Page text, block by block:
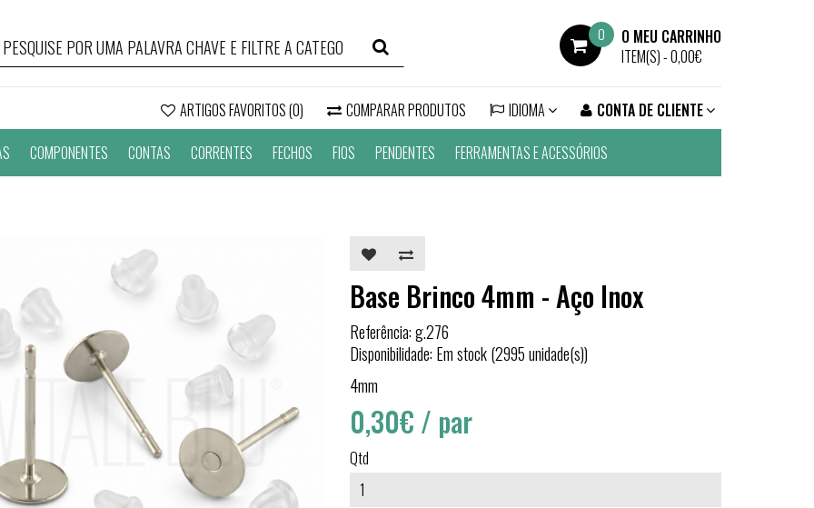
0
O MEU CARRINHO
ITEM(S) -0,00€
ARTIGOS FAVORITOS (0) COMPARAR PRODUTOS IDIOMA
CONTA DE CLIENTE
COMPONENTES CONTAS CORRENTES FECHOS FIOS PENDENTES FERRAMENTAS E ACESSÓRIOS
Base Brinco 4mm - Aço Inox
Referência: g.276
Disponibilidade: Em stock (2995 unidade(s))
4mm
0,30€ / par
Qtd